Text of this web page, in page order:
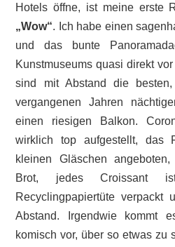
Hotels öffne, ist meine erste
„Wow“. Ich habe einen
und das bunte
Kunstmuseums quasi direkt
sind mit Abstand die
vergangenen Jahren
einen riesigen Balkon.
wirklich top aufgestellt, das
kleinen Gläschen
Brot, jedes Croissant
Recyclingpapiertüte verpackt
Abstand. Irgendwie kommt
komisch vor, über so etwas zu